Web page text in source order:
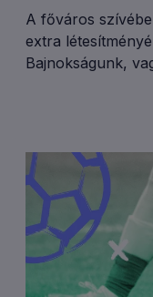
A főváros
extra
Bajnokságunk,